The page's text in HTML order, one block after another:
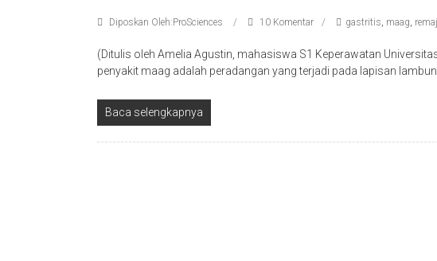
Diposkan Oleh:ProSciences 10 Komentar gastritis, maag,
(Ditulis oleh Amelia Agustin, mahasiswa S1 Keperawatan
penyakit maag adalah peradangan yang terjadi pada lapisan
Baca selengkapnya